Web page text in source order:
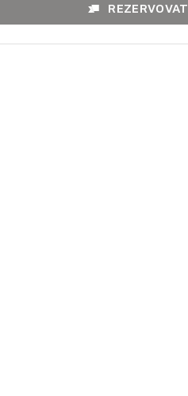
REZERVOVAT